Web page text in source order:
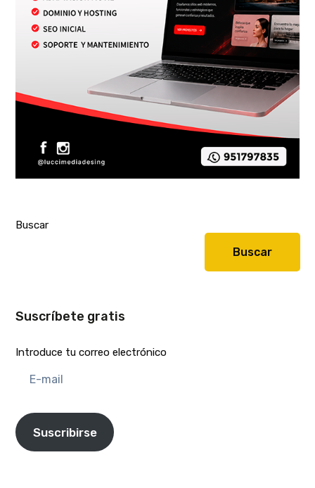
Buscar
Buscar
Suscríbete gratis
Introduce tu correo electrónico
mail
Suscribirse